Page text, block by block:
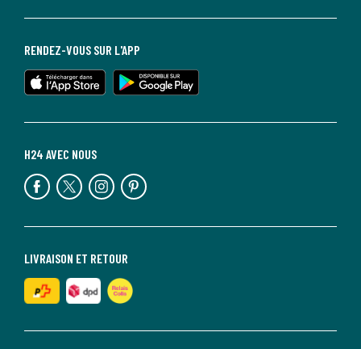
LIVRAISON ET RETOUR
H24 AVEC NOUS
RENDEZ-VOUS SUR L'APP